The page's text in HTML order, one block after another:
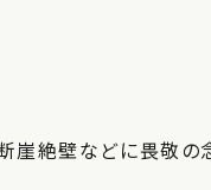
崖絶壁などに畏敬